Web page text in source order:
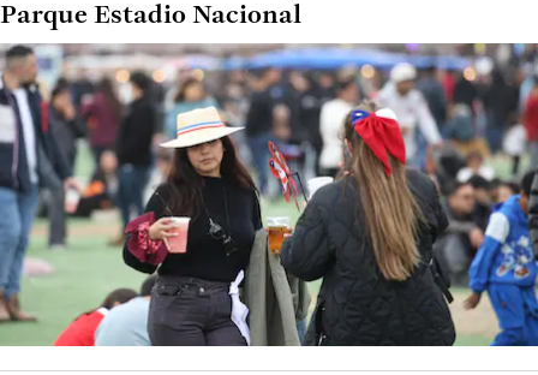
Parque Estadio Nacional